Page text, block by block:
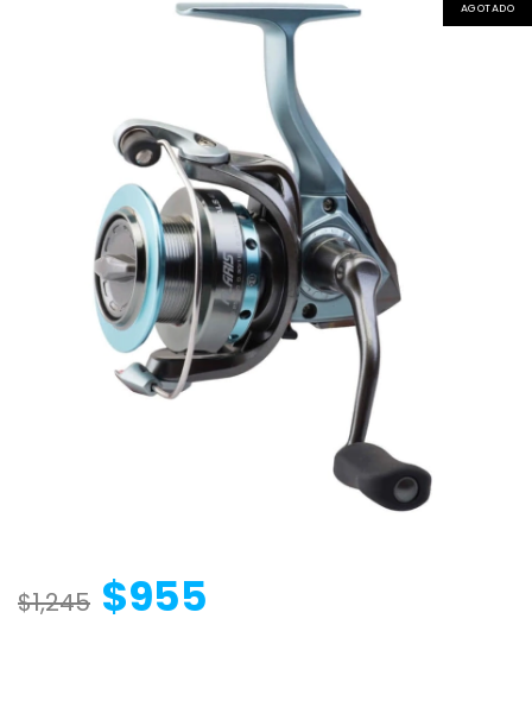
AGOTADO
$1,245 $955